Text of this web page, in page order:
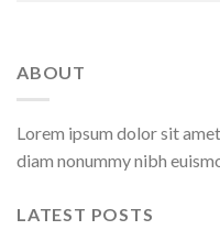
ABOUT
Lorem ipsum dolor sit
diam nonummy nibh
LATEST POSTS